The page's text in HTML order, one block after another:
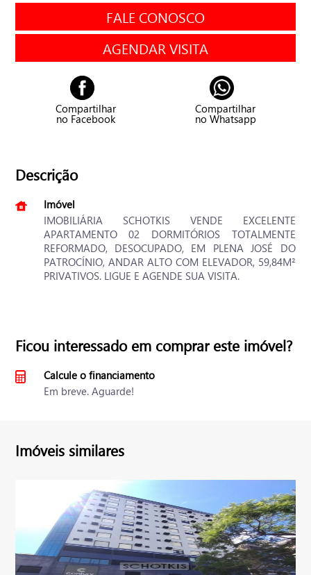
FALE CONOSCO
AGENDAR VISITA
Compartilhar
no Facebook
Compartilhar
no Whatsapp
Descrição
Imóvel
IMOBILIÁRIA SCHOTKIS VENDE EXCELENTE
APARTAMENTO 02 DORMITÓRIOS TOTALMENTE
REFORMADO, DESOCUPADO, EM PLENA JOSÉ DO
PATROCÍNIO, ANDAR ALTO COM ELEVADOR, 59,84M²
PRIVATIVOS. LIGUE E AGENDE SUA VISITA.
Ficou interessado em comprar este imóvel?
Calcule o financiamento
Em breve. Aguarde!
Imóveis similares